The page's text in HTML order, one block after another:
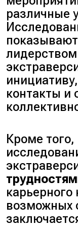
различные
контакты и
Кроме
возможных